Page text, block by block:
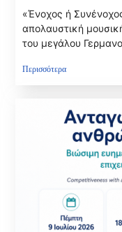
«Ένοχος ή
απολαυστική
του μεγάλου
Περισσότερα